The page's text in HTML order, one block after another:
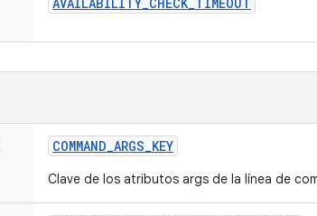
COMMAND_ARGS_KEY
Clave de los atributos args de la línea de